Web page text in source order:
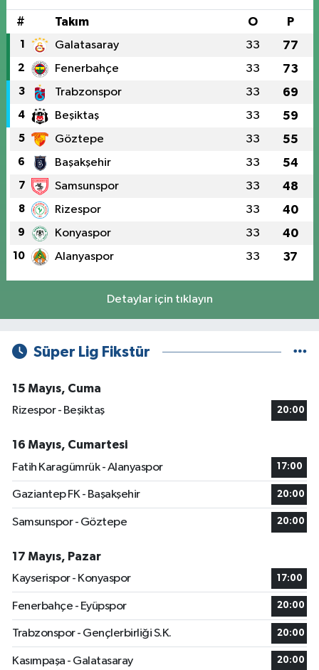
# Takım O P
1 Galatasaray 33 77
2 Fenerbahçe 33 73
3 Trabzonspor 33 69
4 Beşiktaş 33 59
5 Göztepe 33 55
6 Başakşehir 33 54
7 Samsunspor 33 48
8 Rizespor 33 40
9 Konyaspor 33 40
10 Alanyaspor 33 37
Detaylar için tıklayın
Süper Lig Fikstür
15 Mayıs, Cuma
Rizespor - Beşiktaş
20:00
16 Mayıs, Cumartesi
Fatih Karagümrük - Alanyaspor
17:00
Gaziantep FK - Başakşehir 20:00
Samsunspor - Göztepe 20:00
17 Mayıs, Pazar
Kayserispor - Konyaspor
17:00
Fenerbahçe - Eyüpspor 20:00
Trabzonspor - Gençlerbirliği S.K. 20:00
Kasımpaşa - Galatasaray 20:00